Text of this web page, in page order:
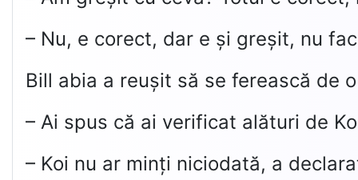
– Nu, e corect, dar e și greșit, nu
Bill abia a reușit să se ferească de
– Ai spus că ai verificat alături de
– Koi nu ar minți niciodată, a